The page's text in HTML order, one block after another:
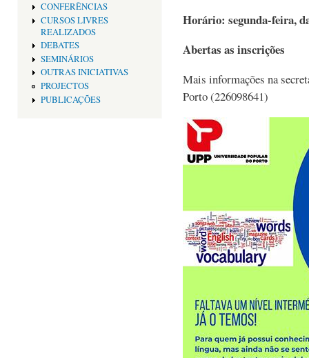
CONFERÊNCIAS
CURSOS LIVRES
REALIZADOS
DEBATES
SEMINÁRIOS
OUTRAS INICIATIVAS
PROJECTOS
PUBLICAÇÕES
Horário: segunda-feira,
Abertas as inscrições
Mais informações na
Porto (226098641)